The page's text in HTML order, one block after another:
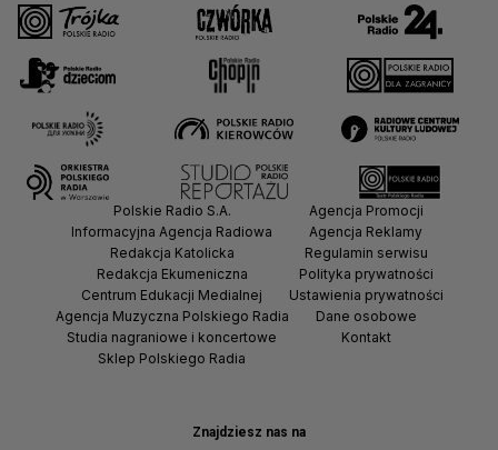
Znajdziesz nas na
Polskie Radio S.A.
Informacyjna Agencja Radiowa
Redakcja Katolicka
Redakcja Ekumeniczna
Centrum Edukacji Medialnej
Agencja Muzyczna Polskiego Radia
Studia nagraniowe i koncertowe
Sklep Polskiego Radia
Agencja Promocji
Agencja Reklamy
Regulamin serwisu
Polityka prywatności
Ustawienia prywatności
Dane osobowe
Kontakt